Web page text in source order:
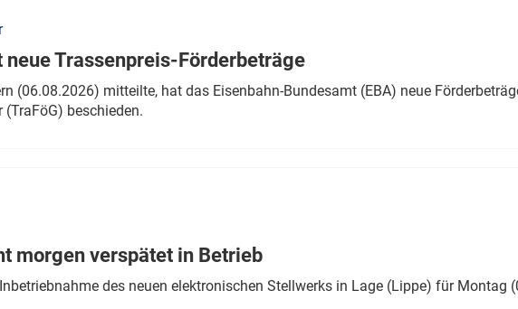
für
Infrastruktur & Ausrüstung
ÖPNV
neue Trassenpreis-Förderbeträge
(06.08.2026) mitteilte, hat das Eisenbahn-Bundesamt (EBA) neue
beschieden.
morgen verspätet in Betrieb
des neuen elektronischen Stellwerks in Lage (Lippe) für Montag